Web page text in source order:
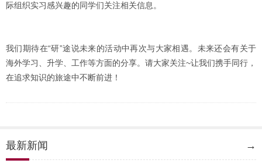
际组织实习感兴趣的同学们关注相关信息。
我们期待在“研”途说未来的活动中再次与大家相遇。未来还会有关于
海外学习、升学、工作等方面的分享。请大家关注~让我们携手同行，
在追求知识的旅途中不断前进！
最新新闻 →